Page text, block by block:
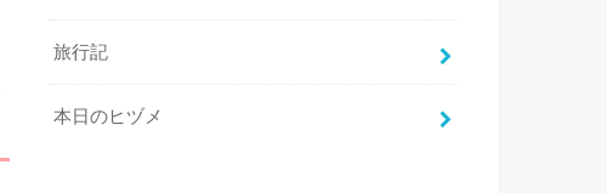
旅行記
本日のヒヅメ